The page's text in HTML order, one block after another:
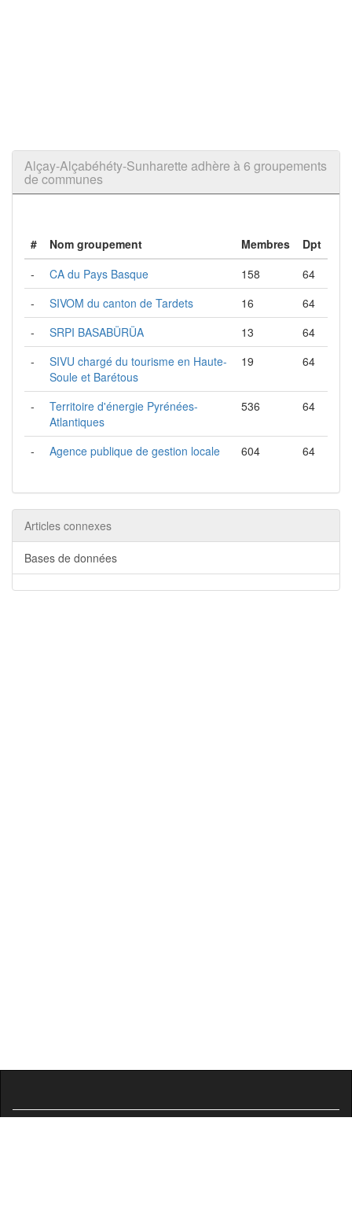
Alçay-Alçabéhéty-Sunharette adhère à 6 groupements
de communes
# Nom groupement Membres
Dpt
-
CA du Pays Basque 158
64
-
SIVOM du canton de Tardets 16
64
-
SRPI BASABÜRÜA 13
64
-
SIVU chargé du tourisme en Haute-
Soule et Barétous
19 64
-
Territoire d'énergie Pyrénées-
Atlantiques
536 64
- Agence publique de gestion locale 604 64
Articles connexes
Bases de données